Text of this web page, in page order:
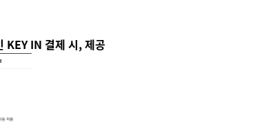
KEY IN 결제 시, 제공